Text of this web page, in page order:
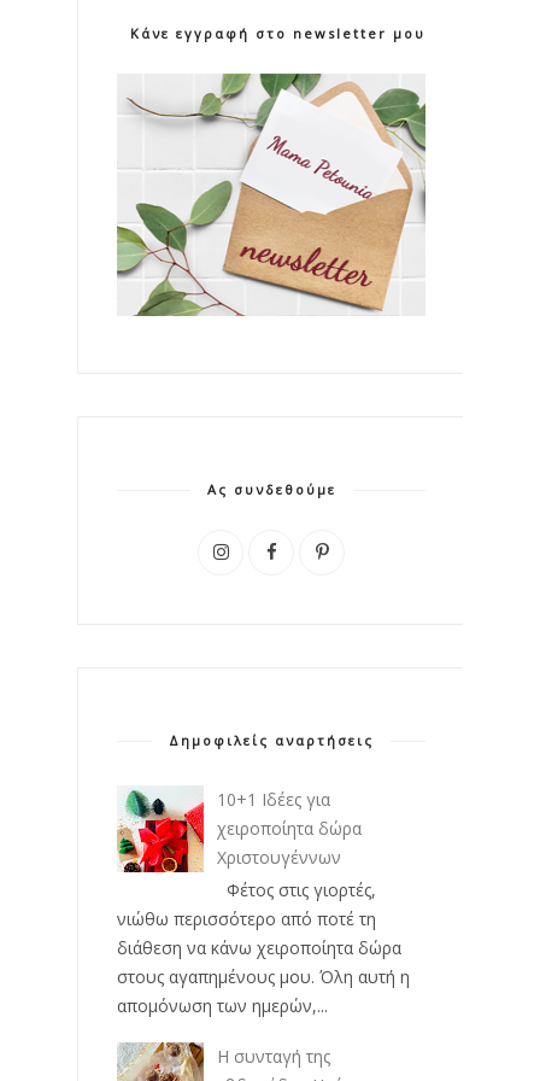
Κάνε εγγραφή στο newsletter μου!
Ας συνδεθούμε
Δημοφιλείς αναρτήσεις
10+1 Ιδέες για
χειροποίητα δώρα
Χριστουγέννων
Φέτος στις γιορτές,
νιώθω περισσότερο από ποτέ τη
διάθεση να κάνω χειροποίητα δώρα
στους αγαπημένους μου. Όλη αυτή η
απομόνωση των ημερών,...
Η συνταγή της